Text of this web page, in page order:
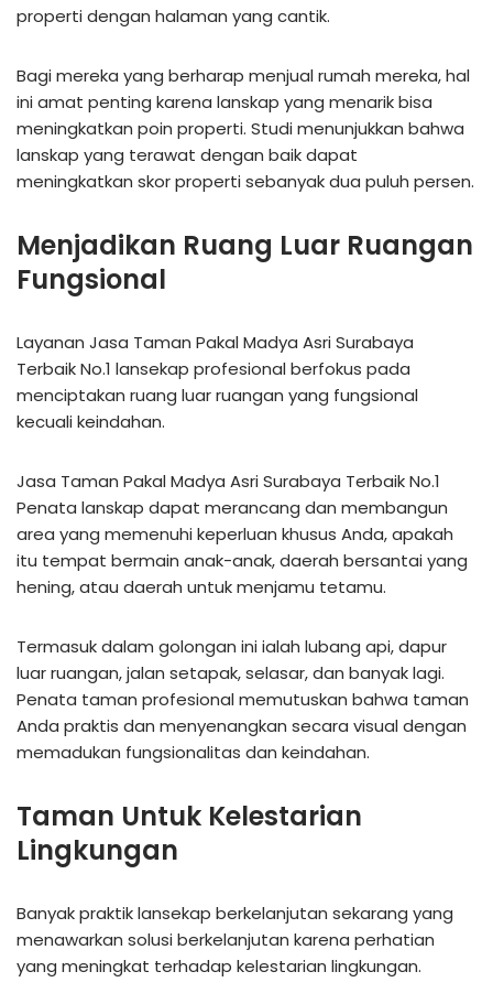
properti dengan halaman yang cantik.
Bagi mereka yang berharap menjual rumah mereka, hal
ini amat penting karena lanskap yang menarik bisa
meningkatkan poin properti. Studi menunjukkan bahwa
lanskap yang terawat dengan baik dapat
meningkatkan skor properti sebanyak dua puluh persen.
Menjadikan Ruang Luar Ruangan
Fungsional
Layanan Jasa Taman Pakal Madya Asri Surabaya
Terbaik No.1 lansekap profesional berfokus pada
menciptakan ruang luar ruangan yang fungsional
kecuali keindahan.
Jasa Taman Pakal Madya Asri Surabaya Terbaik No.1
Penata lanskap dapat merancang dan membangun
area yang memenuhi keperluan khusus Anda, apakah
itu tempat bermain anak-anak, daerah bersantai yang
hening, atau daerah untuk menjamu tetamu.
Termasuk dalam golongan ini ialah lubang api, dapur
luar ruangan, jalan setapak, selasar, dan banyak lagi.
Penata taman profesional memutuskan bahwa taman
Anda praktis dan menyenangkan secara visual dengan
memadukan fungsionalitas dan keindahan.
Taman Untuk Kelestarian
Lingkungan
Banyak praktik lansekap berkelanjutan sekarang yang
menawarkan solusi berkelanjutan karena perhatian
yang meningkat terhadap kelestarian lingkungan.